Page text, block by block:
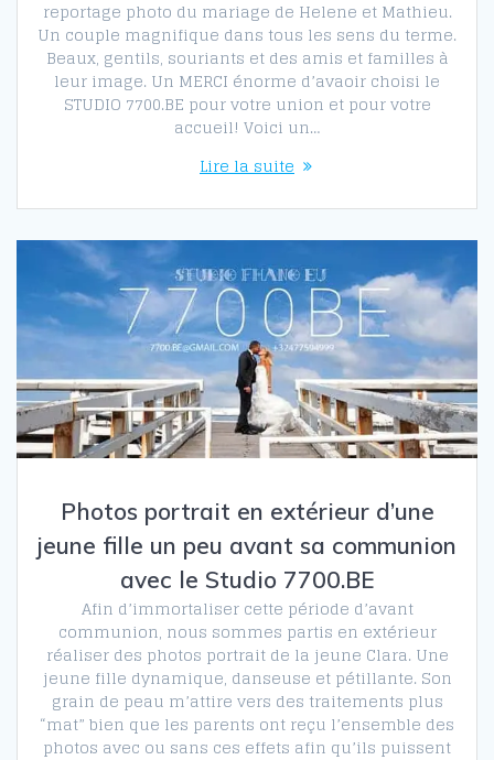
reportage photo du mariage de Helene et Mathieu.
Un couple magnifique dans tous les sens du terme.
Beaux, gentils, souriants et des amis et familles à
leur image. Un MERCI énorme d’avaoir choisi le
STUDIO 7700.BE pour votre union et pour votre
accueil! Voici un…
Lire la suite
Photos portrait en extérieur d’une
jeune fille un peu avant sa communion
avec le Studio 7700.BE
Afin d’immortaliser cette période d’avant
communion, nous sommes partis en extérieur
réaliser des photos portrait de la jeune Clara. Une
jeune fille dynamique, danseuse et pétillante. Son
grain de peau m’attire vers des traitements plus
“mat” bien que les parents ont reçu l’ensemble des
photos avec ou sans ces effets afin qu’ils puissent